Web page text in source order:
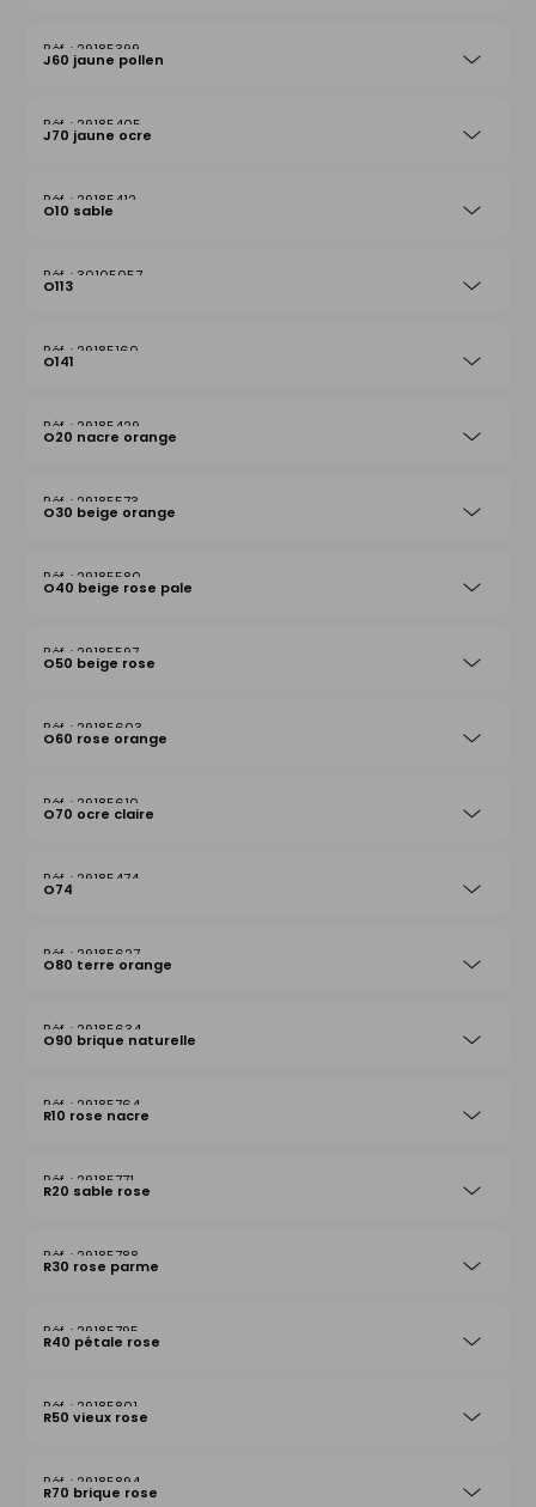
29185399
J60 jaune pollen
29185405
J70 jaune ocre
29185412
O10 sable
30105057
O113
29185160
O141
29185429
O20 nacre orange
29185573
O30 beige orange
29185580
O40 beige rose pale
29185597
O50 beige rose
29185603
O60 rose orange
29185610
O70 ocre claire
29185474
O74
29185627
O80 terre orange
29185634
O90 brique naturelle
29185764
R10 rose nacre
29185771
R20 sable rose
29185788
R30 rose parme
29185795
R40 pétale rose
29185801
R50 vieux rose
29185894
R70 brique rose